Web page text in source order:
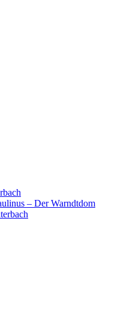
– Der Warndtdom